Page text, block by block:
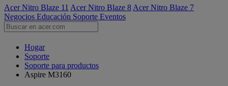
Acer Nitro Blaze 11 Acer Nitro Blaze 8 Acer Nitro Blaze 7
Negocios Educación Soporte Eventos
Hogar
Soporte
Soporte para productos
Aspire M3160